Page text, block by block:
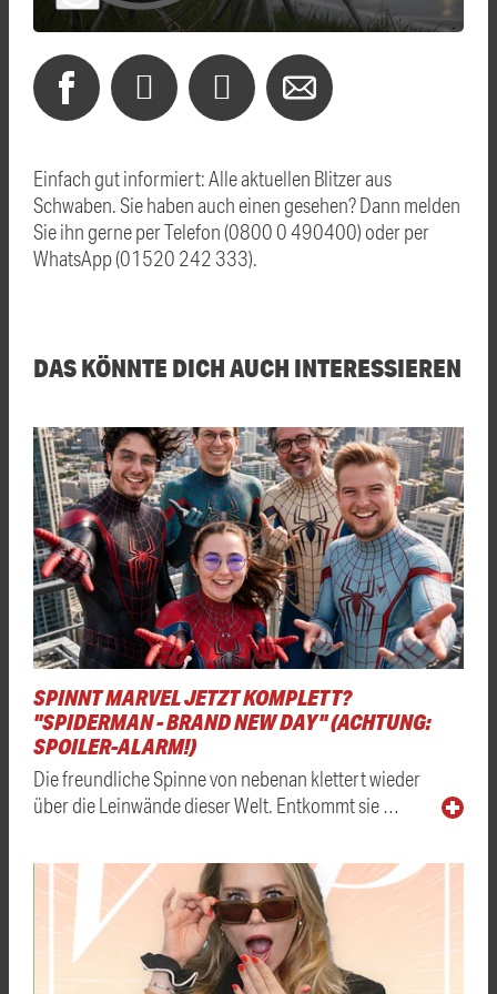
Einfach gut informiert: Alle aktuellen Blitzer aus
Schwaben. Sie haben auch einen gesehen? Dann melden
Sie ihn gerne per Telefon (0800 0 490400) oder per
WhatsApp (01520 242 333).
DAS KÖNNTE DICH AUCH INTERESSIEREN
SPINNT MARVEL JETZT KOMPLETT?
"SPIDERMAN - BRAND NEW DAY" (ACHTUNG:
SPOILER-ALARM!)
Die freundliche Spinne von nebenan klettert wieder
über die Leinwände dieser Welt. Entkommt sie …